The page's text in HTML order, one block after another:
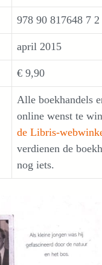
978 90 817648 7 2
april 2015
€ 9,90
Alle boekhandels
online wenst te
de Libris-
verdienen de
nog iets.